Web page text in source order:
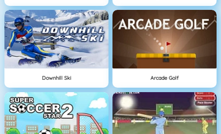
Downhill Ski Arcade Golf